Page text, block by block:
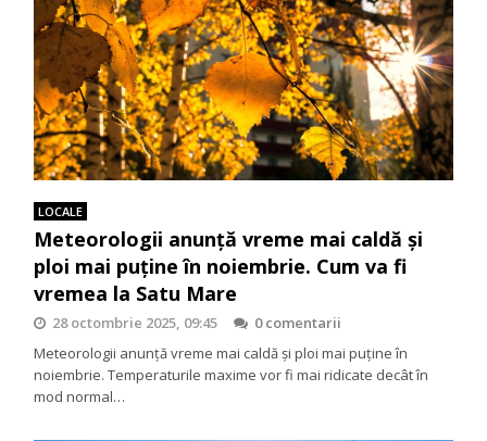
LOCALE
Meteorologii anunță vreme mai caldă și
ploi mai puține în noiembrie. Cum va fi
vremea la Satu Mare
28 octombrie 2025, 09:45
0 comentarii
Meteorologii anunță vreme mai caldă și ploi mai puține în
noiembrie. Temperaturile maxime vor fi mai ridicate decât în
mod normal…